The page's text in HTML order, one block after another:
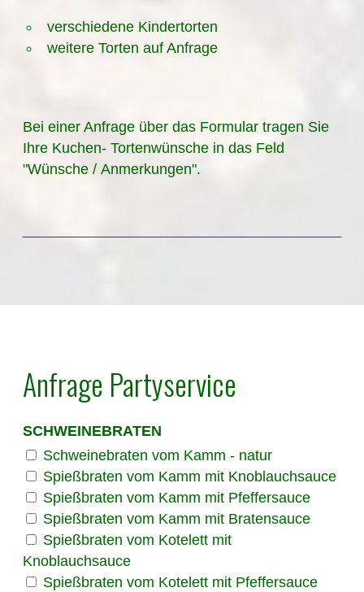
verschiedene Kindertorten
weitere Torten auf Anfrage
Bei einer Anfrage über das Formular tragen Sie
Ihre Kuchen- Tortenwünsche in das Feld
"Wünsche / Anmerkungen".
Anfrage Partyservice
SCHWEINEBRATEN
Schweinebraten vom Kamm - natur
Spießbraten vom Kamm mit Knoblauchsauce
Spießbraten vom Kamm mit Pfeffersauce
Spießbraten vom Kamm mit Bratensauce
Spießbraten vom Kotelett mit
Knoblauchsauce
Spießbraten vom Kotelett mit Pfeffersauce